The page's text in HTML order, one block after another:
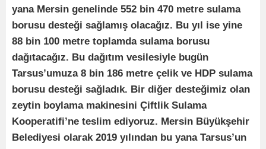
yana Mersin genelinde 552 bin 470 metre sulama
borusu desteği sağlamış olacağız. Bu yıl ise yine
88 bin 100 metre toplamda sulama borusu
dağıtacağız. Bu dağıtım vesilesiyle bugün
Tarsus’umuza 8 bin 186 metre çelik ve HDP sulama
borusu desteği sağladık. Bir diğer desteğimiz olan
zeytin boylama makinesini Çiftlik Sulama
Kooperatifi’ne teslim ediyoruz. Mersin Büyükşehir
Belediyesi olarak 2019 yılından bu yana Tarsus’un